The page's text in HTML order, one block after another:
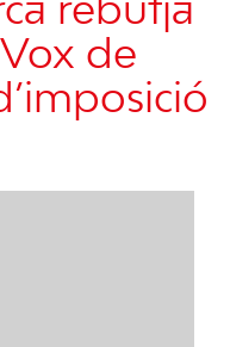
rebutja
de